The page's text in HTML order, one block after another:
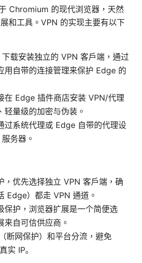
Chromium 的现代浏览器，天然
和工具。VPN 的实现主要有以下
载安装独立的 VPN 客户端，通过
用自带的连接管理来保护 Edge 的
在 Edge 插件商店安装 VPN/代理
轻量级的加密与伪装。
过系统代理或 Edge 自带的代理设
务器。
，优先选择独立 VPN 客户端，确
Edge）都走 VPN 通道。
保护，浏览器扩展是一个简便选
来自可信供应商。
断网保护）和平台分流，避免
实 IP。